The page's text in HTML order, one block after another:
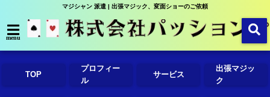
マジシャン 派遣 | 出張マジック、変面ショーのご依頼
menu
TOP
プロフィー
ル
サービス
出張マジッ
ク